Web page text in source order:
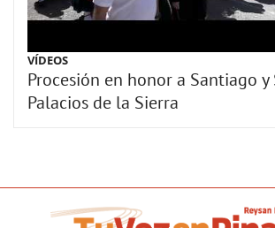
VÍDEOS
Procesión en honor a Santiago y
Palacios de la Sierra